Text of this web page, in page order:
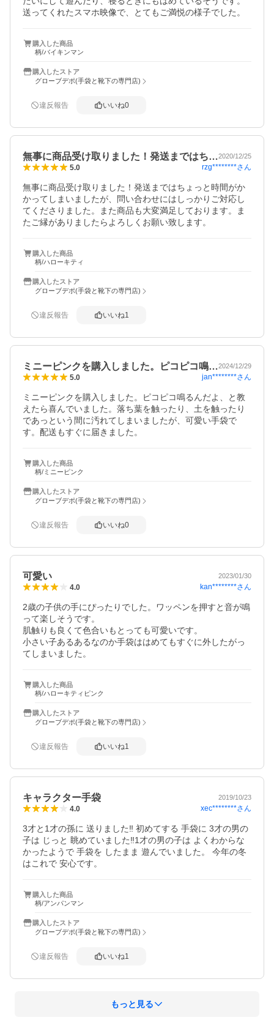
送ってくれたスマホ映像で、とてもご満悦の様子でした。
購入した商品
柄/バイキンマン
購入したストア
グローブデポ(手袋と靴下の専門店)
違反報告 いいね0
無事に商品受け取りました！発送まではち…2020/12/25
5.0 rzg********さん
無事に商品受け取りました！発送まではちょっと時間がか
かってしまいましたが、問い合わせにはしっかりご対応し
てくださりました。また商品も大変満足しております。ま
たご縁がありましたらよろしくお願い致します。
購入した商品
柄/ハローキティ
購入したストア
グローブデポ(手袋と靴下の専門店)
違反報告 いいね1
ミニーピンクを購入しました。ピコピコ鳴…2024/12/29
5.0 jan********さん
ミニーピンクを購入しました。ピコピコ鳴るんだよ、と教
えたら喜んでいました。落ち葉を触ったり、土を触ったり
であっという間に汚れてしまいましたが、可愛い手袋で
す。配送もすぐに届きました。
購入した商品
柄/ミニーピンク
購入したストア
グローブデポ(手袋と靴下の専門店)
違反報告 いいね0
可愛い 2023/01/30
4.0 kan********さん
2歳の子供の手にぴったりでした。ワッペンを押すと音が鳴
って楽しそうです。
肌触りも良くて色合いもとっても可愛いです。
小さい子あるあるなのか手袋ははめてもすぐに外したがっ
てしまいました。
購入した商品
柄/ハローキティピンク
購入したストア
グローブデポ(手袋と靴下の専門店)
違反報告 いいね1
キャラクター手袋 2019/10/23
4.0 xec********さん
3才と1才の孫に 送りました‼️ 初めてする 手袋に 3才の男の
子は じっと 眺めていました‼️1才の男の子は よくわからな
かったようで 手袋を したまま 遊んでいました。 今年の冬
はこれで 安心です。
購入した商品
柄/アンパンマン
購入したストア
グローブデポ(手袋と靴下の専門店)
違反報告 いいね1
もっと見る